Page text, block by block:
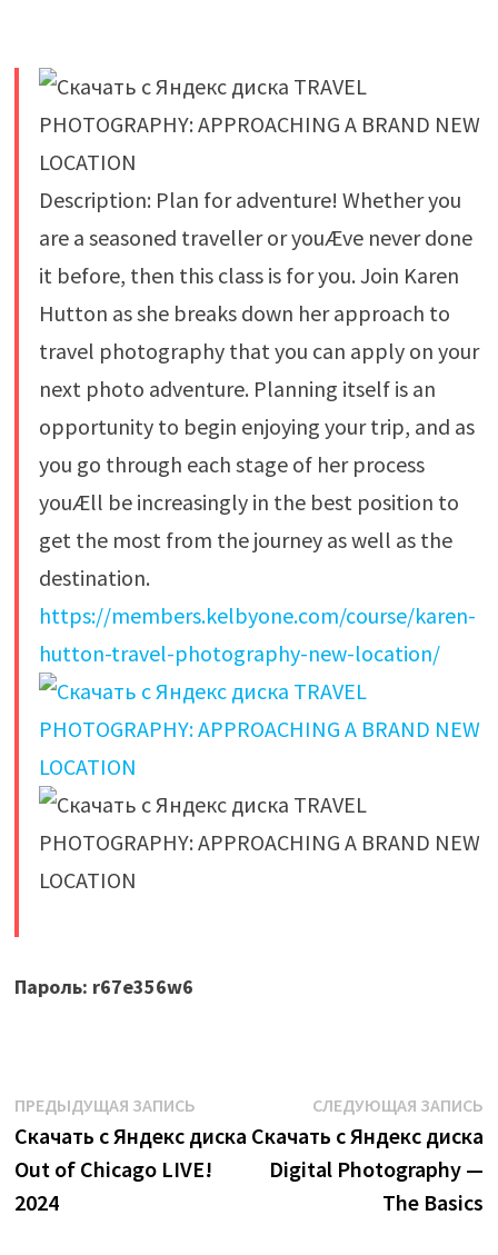
Description: Plan for adventure! Whether you
are a seasoned traveller or youÆve never done
it before, then this class is for you. Join Karen
Hutton as she breaks down her approach to
travel photography that you can apply on your
next photo adventure. Planning itself is an
opportunity to begin enjoying your trip, and as
you go through each stage of her process
youÆll be increasingly in the best position to
get the most from the journey as well as the
destination.
https://members.kelbyone.com/course/karen-
hutton-travel-photography-new-location/
Пароль: r67e356w6
Навигация
по
записям
ПРЕДЫДУЩАЯ ЗАПИСЬПредыдущая
запись:
Скачать с Яндекс диска
Out of Chicago LIVE!
2024
СЛЕДУЮЩАЯ ЗАПИСЬ
Скачать с Яндекс диска
Digital Photography —
The Basics